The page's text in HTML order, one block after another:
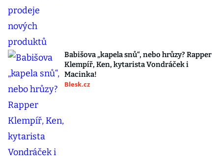
Babišova „kapela snů“, nebo hrůzy? Rapper
Klempíř, Ken, kytarista Vondráček i
Macinka!
Blesk.cz